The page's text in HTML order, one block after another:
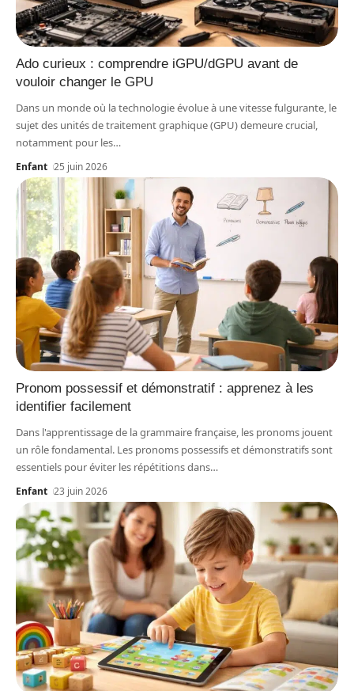
Ado curieux : comprendre iGPU/dGPU avant de
vouloir changer le GPU
Dans un monde où la technologie évolue à une vitesse fulgurante, le
sujet des unités de traitement graphique (GPU) demeure crucial,
notamment pour les…
Enfant 25 juin 2026
Pronom possessif et démonstratif : apprenez à les
identifier facilement
Dans l'apprentissage de la grammaire française, les pronoms jouent
un rôle fondamental. Les pronoms possessifs et démonstratifs sont
essentiels pour éviter les répétitions dans…
Enfant 23 juin 2026